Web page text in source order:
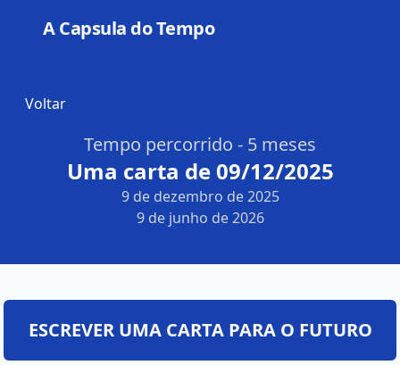
A Capsula do Tempo
Voltar
Tempo percorrido - 5 meses
Uma carta de 09/12/2025
9 de dezembro de 2025
9 de junho de 2026
ESCREVER UMA CARTA PARA O FUTURO